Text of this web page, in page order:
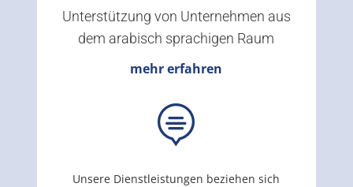
Unterstützung von Unternehmen aus
dem arabisch sprachigen Raum
mehr erfahren

Unsere Dienstleistungen beziehen sich